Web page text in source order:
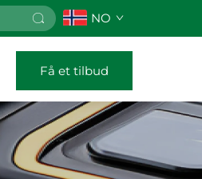
NO
Få et tilbud